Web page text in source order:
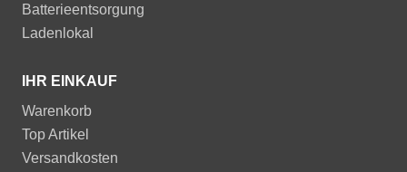
Batterieentsorgung
Ladenlokal
IHR EINKAUF
Warenkorb
Top Artikel
Versandkosten